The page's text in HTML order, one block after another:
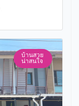
บ้านสวย
น่าสนใจ